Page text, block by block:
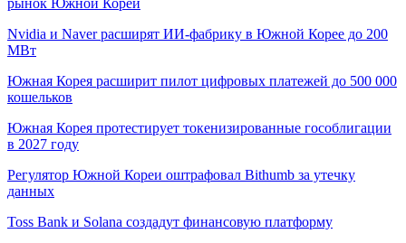
Nvidia и Naver расширят ИИ-фабрику в Южной Корее до 200
МВт
Южная Корея расширит пилот цифровых платежей до 500 000
кошельков
Южная Корея протестирует токенизированные гособлигации
в 2027 году
Регулятор Южной Кореи оштрафовал Bithumb за утечку
данных
Toss Bank и Solana создадут финансовую платформу